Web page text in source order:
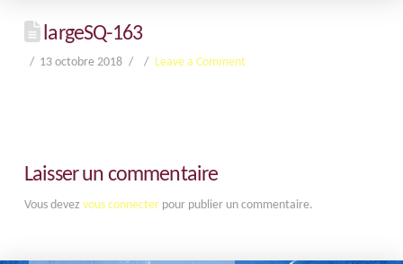
largeSQ-163
13 octobre 2018 Leave a Comment
Laisser un commentaire
Vous devez vous connecterpour publier un commentaire.